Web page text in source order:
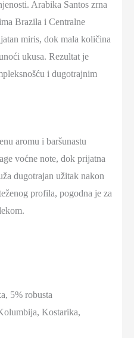
Arabika Santos zrna
Brazila i Centralne
miris, dok mala količina
ukusa. Rezultat je
i dugotrajnim
aromu i baršunastu
voćne note, dok prijatna
dugotrajan užitak nakon
profila, pogodna je za
5% robusta
Kostarika,